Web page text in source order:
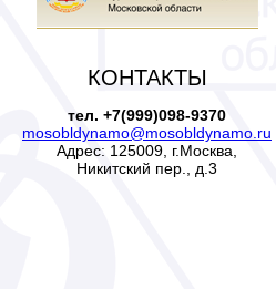
КОНТАКТЫ
тел. +7(999)098-9370
mosobldynamo@mosobldynamo.ru
Адрес: 125009, г.Москва,
Никитский пер., д.3